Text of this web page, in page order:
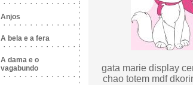
Anjos
A bela e a fera
A dama e o
vagabundo
gata marie display
chao totem mdf